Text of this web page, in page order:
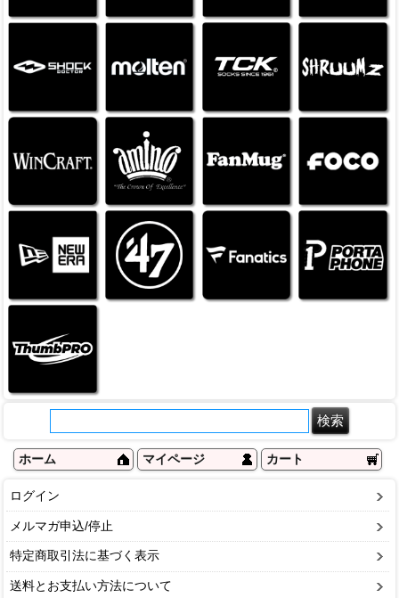
ホーム マイページ カート
ログイン
メルマガ申込/停止
特定商取引法に基づく表示
送料とお支払い方法について